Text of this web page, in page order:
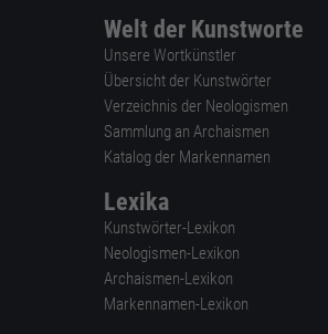
Welt der Kunstworte
Unsere Wortkünstler
Übersicht der Kunstwörter
Verzeichnis der Neologismen
Sammlung an Archaismen
Katalog der Markennamen
Lexika
Kunstwörter-Lexikon
Neologismen-Lexikon
Archaismen-Lexikon
Markennamen-Lexikon